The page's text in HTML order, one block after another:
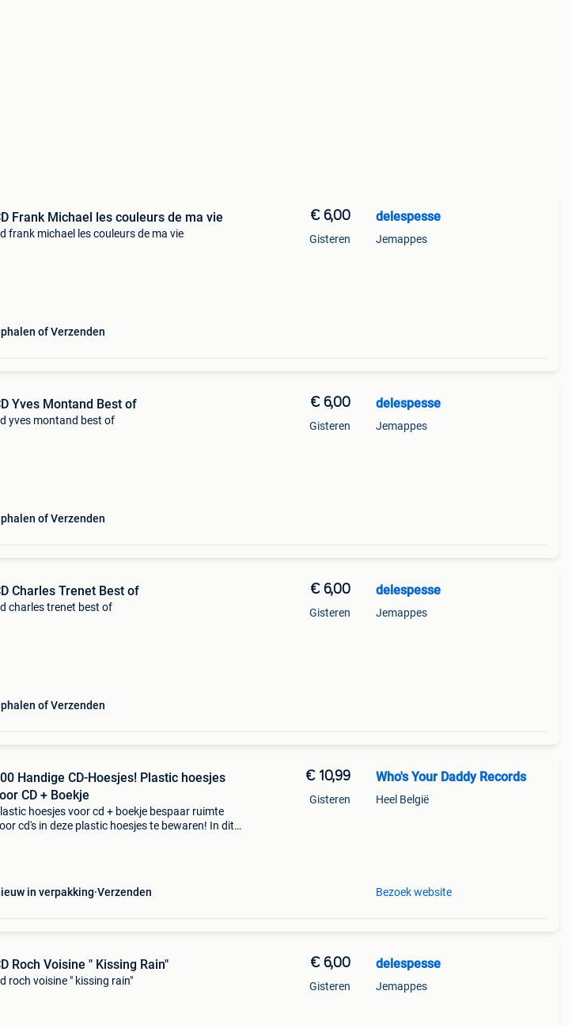
Frank Michael les couleurs de ma vie
frank michael les couleurs de ma vie
of Verzenden
€ 6,00
Gisteren
delespesse
Jemappes
Yves Montand Best of
yves montand best of
of Verzenden
€ 6,00
Gisteren
delespesse
Jemappes
Charles Trenet Best of
charles trenet best of
of Verzenden
€ 6,00
Gisteren
delespesse
Jemappes
Handige CD-Hoesjes! Plastic hoesjes
CD + Boekje
hoesjes voor cd + boekje bespaar ruimte
cd's in deze plastic hoesjes te bewaren! In dit
in verpakking Verzenden
€ 10,99
Gisteren
Who's Your Daddy Records
Heel België
Bezoek website
Roch Voisine " Kissing Rain"
roch voisine " kissing rain"
€ 6,00
Gisteren
delespesse
Jemappes